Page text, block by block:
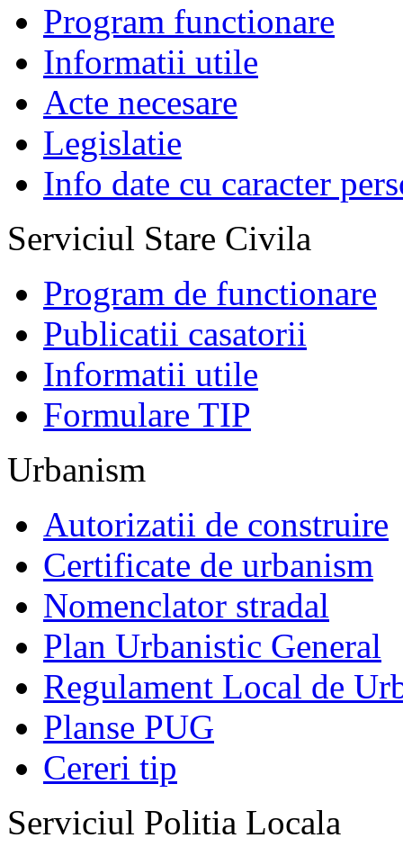
Program functionare
Informatii utile
Acte necesare
Legislatie
Info date cu caracter
Serviciul Stare Civila
Program de functionare
Publicatii casatorii
Informatii utile
Formulare TIP
Urbanism
Autorizatii de construire
Certificate de urbanism
Nomenclator stradal
Plan Urbanistic General
Regulament Local de
Planse PUG
Cereri tip
Serviciul Politia Locala